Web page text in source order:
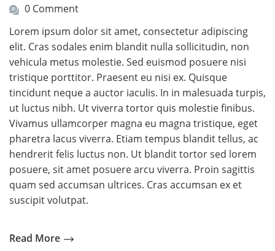
0 Comment
Lorem ipsum dolor sit amet, consectetur adipiscing
elit. Cras sodales enim blandit nulla sollicitudin, non
vehicula metus molestie. Sed euismod posuere nisi
tristique porttitor. Praesent eu nisi ex. Quisque
tincidunt neque a auctor iaculis. In in malesuada turpis,
ut luctus nibh. Ut viverra tortor quis molestie finibus.
Vivamus ullamcorper magna eu magna tristique, eget
pharetra lacus viverra. Etiam tempus blandit tellus, ac
hendrerit felis luctus non. Ut blandit tortor sed lorem
posuere, sit amet posuere arcu viverra. Proin sagittis
quam sed accumsan ultrices. Cras accumsan ex et
suscipit volutpat.
Read More